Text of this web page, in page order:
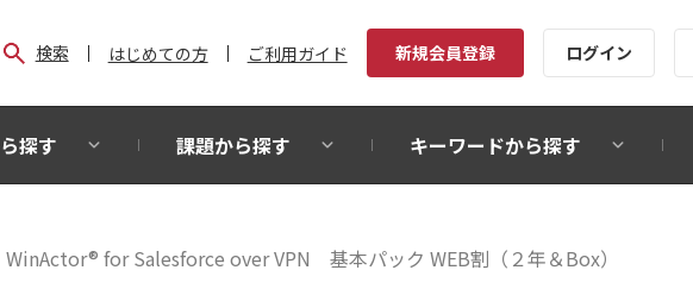
検索 はじめての方 ご利用ガイド 新規会員登録 ログイン
探す 課題から探す キーワードから探す
WinActor® for Salesforce over VPN 基本パック WEB割（２年＆Box）